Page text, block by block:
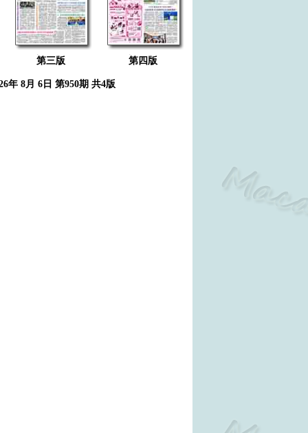
第三版 第四版
年 8月 6日 第950期 共4版